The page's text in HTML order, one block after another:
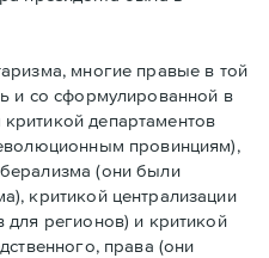
многие правые в той
и со сформулированной в
департаментов
провинциям),
(они были
критикой централизации
регионов) и критикой
права (они